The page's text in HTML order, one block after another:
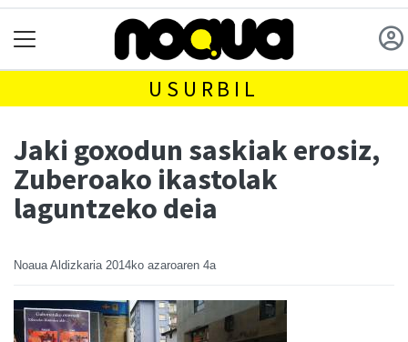
USURBIL
Jaki goxodun saskiak erosiz,
Zuberoako ikastolak
laguntzeko deia
Noaua Aldizkaria 2014ko azaroaren 4a